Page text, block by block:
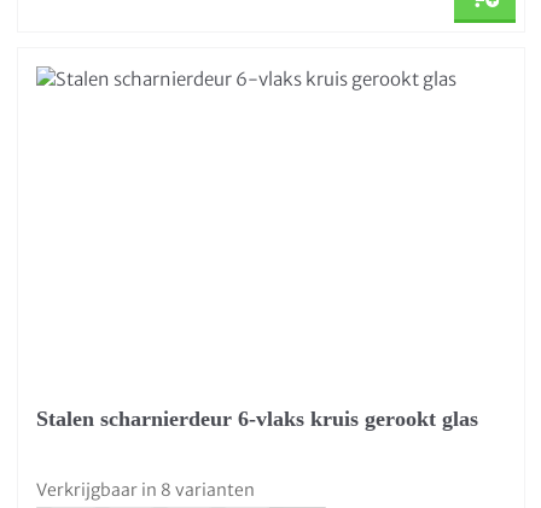
Stalen scharnierdeur 6-vlaks kruis gerookt glas
Verkrijgbaar in 8 varianten